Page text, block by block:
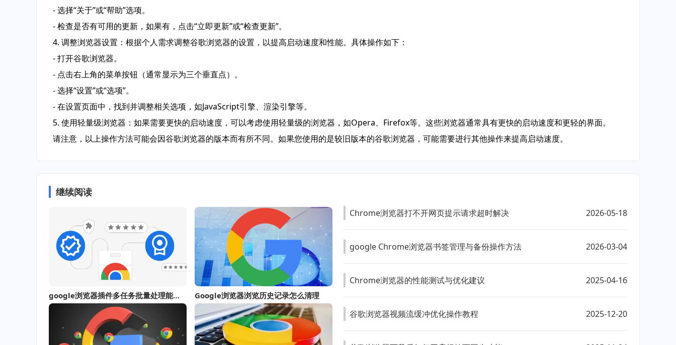
- 选择“关于”或“帮助”选项。
- 检查是否有可用的更新，如果有，点击“立即更新”或“检查更新”。
4. 调整浏览器设置：根据个人需求调整谷歌浏览器的设置，以提高启动速度和性能。具体操作如下：
- 打开谷歌浏览器。
- 点击右上角的菜单按钮（通常显示为三个垂直点）。
- 选择“设置”或“选项”。
- 在设置页面中，找到并调整相关选项，如JavaScript引擎、渲染引擎等。
5. 使用轻量级浏览器：如果需要更快的启动速度，可以考虑使用轻量级的浏览器，如Opera、Firefox等。这些浏览器通常具有更快的启动速度和更轻的界面。
请注意，以上操作方法可能会因谷歌浏览器的版本而有所不同。如果您使用的是较旧版本的谷歌浏览器，可能需要进行其他操作来提高启动速度。
继续阅读
google浏览器插件多任务批量处理能力测评 Google浏览器浏览历史记录怎么清理
Chrome浏览器打不开网页提示请求超时解决 2026-05-18
google Chrome浏览器书签管理与备份操作方法 2026-03-04
Chrome浏览器的性能测试与优化建议 2025-04-16
谷歌浏览器视频流缓冲优化操作教程 2025-12-20